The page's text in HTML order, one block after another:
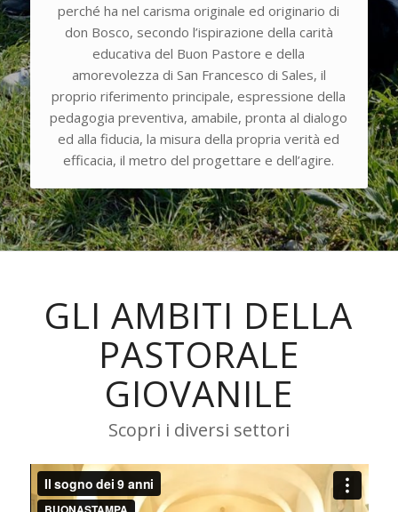
perché ha nel carisma originale ed originario di
don Bosco, secondo l’ispirazione della carità
educativa del Buon Pastore e della
amorevolezza di San Francesco di Sales, il
proprio riferimento principale, espressione della
pedagogia preventiva, amabile, pronta al dialogo
ed alla fiducia, la misura della propria verità ed
efficacia, il metro del progettare e dell’agire.
GLI AMBITI DELLA
PASTORALE
GIOVANILE
Scopri i diversi settori